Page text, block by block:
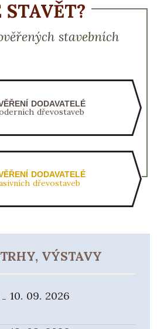
STAVĚT?
stavebních
DODAVATELÉ
dřevostaveb
DODAVATELÉ
dřevostaveb
VÝSTAVY
-10. 09. 2026